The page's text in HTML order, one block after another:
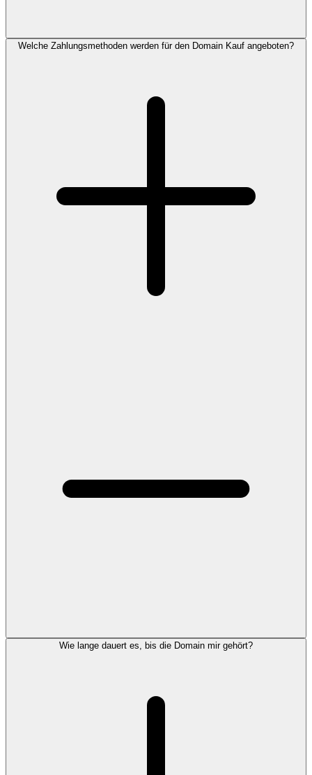
Welche Zahlungsmethoden werden für den Domain Kauf angeboten?
Wie lange dauert es, bis die Domain mir gehört?